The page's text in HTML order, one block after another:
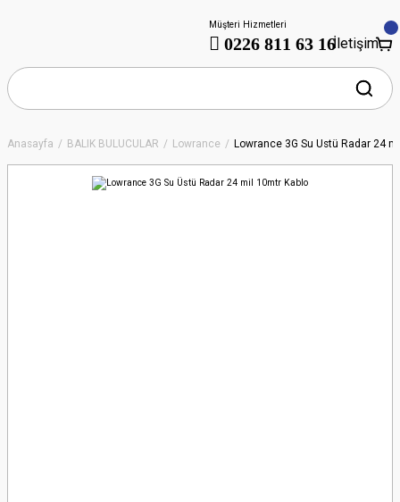
Müşteri Hizmetleri
0226 811 63 16İletişim
Anasayfa BALIK BULUCULAR Lowrance Lowrance 3G Su Üstü Radar 24